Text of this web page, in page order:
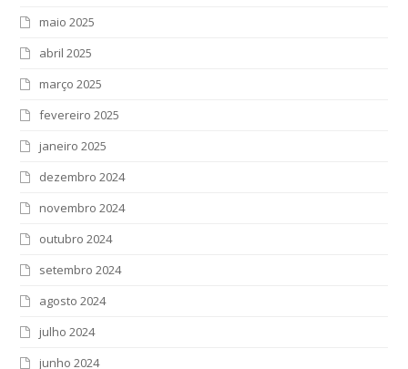
maio 2025
abril 2025
março 2025
fevereiro 2025
janeiro 2025
dezembro 2024
novembro 2024
outubro 2024
setembro 2024
agosto 2024
julho 2024
junho 2024